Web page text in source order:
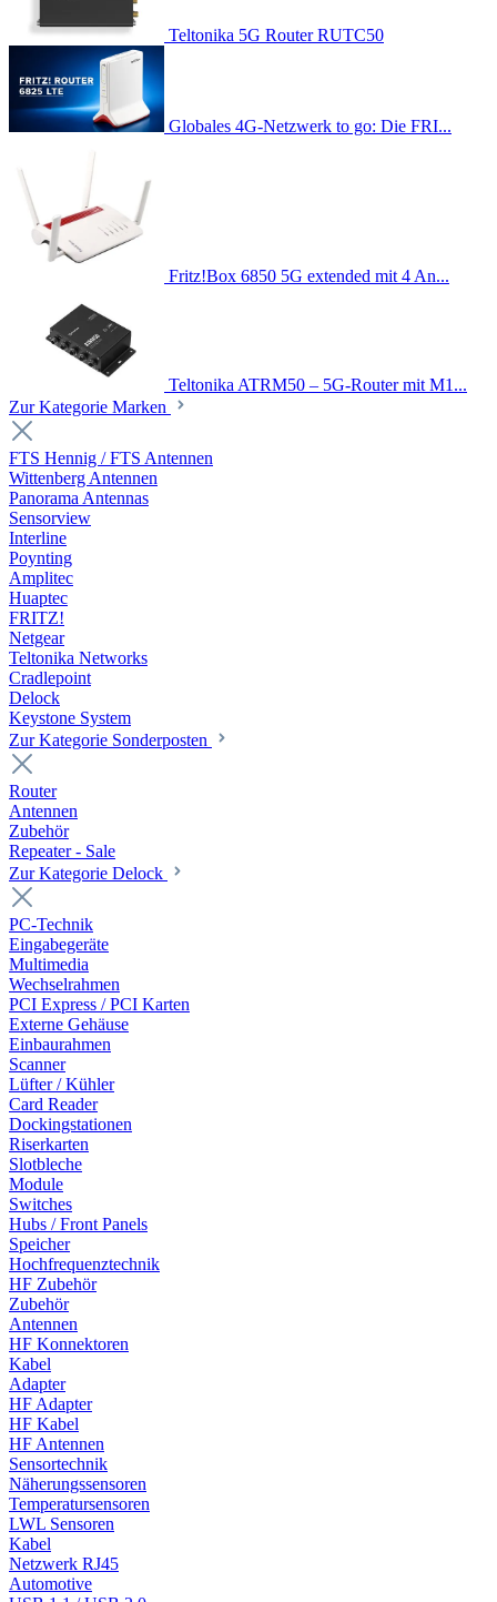
Teltonika 5G Router RUTC50
Globales 4G-Netzwerk to go: Die FRI...
Fritz!Box 6850 5G extended mit 4 An...
Teltonika ATRM50 – 5G-Router mit M1...
Zur Kategorie Marken
FTS Hennig / FTS Antennen
Wittenberg Antennen
Panorama Antennas
Sensorview
Interline
Poynting
Amplitec
Huaptec
FRITZ!
Netgear
Teltonika Networks
Cradlepoint
Delock
Keystone System
Zur Kategorie Sonderposten
Router
Antennen
Zubehör
Repeater - Sale
Zur Kategorie Delock
PC-Technik
Eingabegeräte
Multimedia
Wechselrahmen
PCI Express / PCI Karten
Externe Gehäuse
Einbaurahmen
Scanner
Lüfter / Kühler
Card Reader
Dockingstationen
Riserkarten
Slotbleche
Module
Switches
Hubs / Front Panels
Speicher
Hochfrequenztechnik
HF Zubehör
Zubehör
Antennen
HF Konnektoren
Kabel
Adapter
HF Adapter
HF Kabel
HF Antennen
Sensortechnik
Näherungssensoren
Temperatursensoren
LWL Sensoren
Kabel
Netzwerk RJ45
Automotive